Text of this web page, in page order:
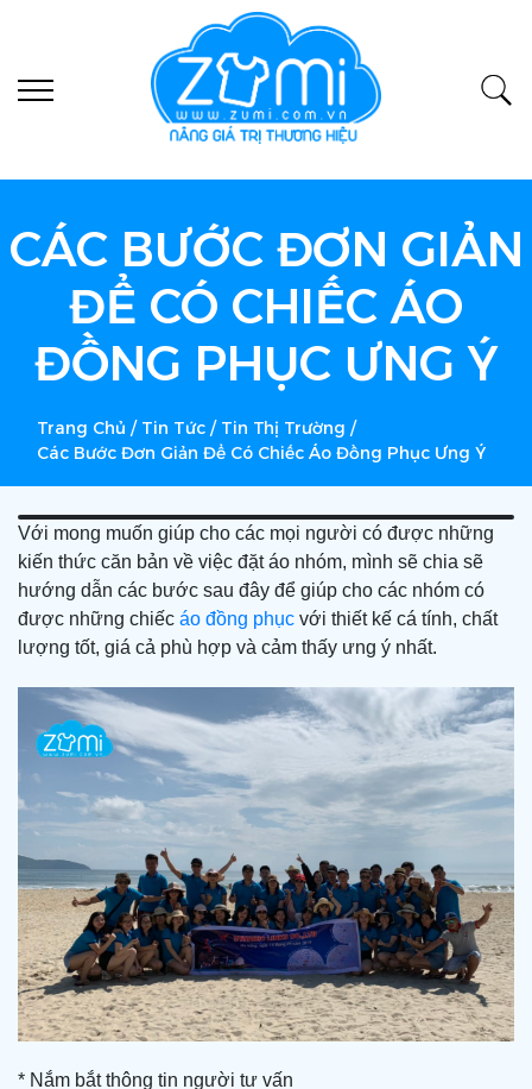
CÁC BƯỚC ĐƠN GIẢN
ĐỂ CÓ CHIẾC ÁO
ĐỒNG PHỤC ƯNG Ý
Trang Chủ / Tin Tức / Tin Thị Trường /
Các Bước Đơn Giản Để Có Chiếc Áo Đồng Phục Ưng Ý
Với mong muốn giúp cho các mọi người có được những
kiến thức căn bản về việc đặt áo nhóm, mình sẽ chia sẽ
hướng dẫn các bước sau đây để giúp cho các nhóm có
được những chiếc áo đồng phục với thiết kế cá tính, chất
lượng tốt, giá cả phù hợp và cảm thấy ưng ý nhất.
* Nắm bắt thông tin người tư vấn